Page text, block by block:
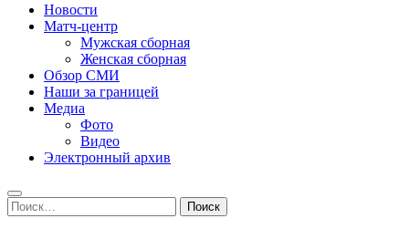
Новости
Матч-центр
Мужская сборная
Женская сборная
Обзор СМИ
Наши за границей
Медиа
Фото
Видео
Электронный архив
Найти: